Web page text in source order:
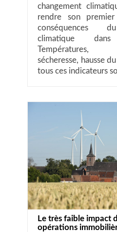
changement
rendre son
conséquences
climatique
Températures,
sécheresse, hausse
tous ces indicateurs
Le très faible impact
opérations